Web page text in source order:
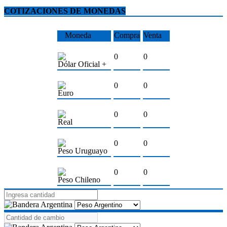
COTIZACIONES DE MONEDAS
Moneda Compra Venta
Dólar Oficial +
0 0
Euro
0 0
Real
0 0
Peso Uruguayo
0 0
Peso Chileno
0 0